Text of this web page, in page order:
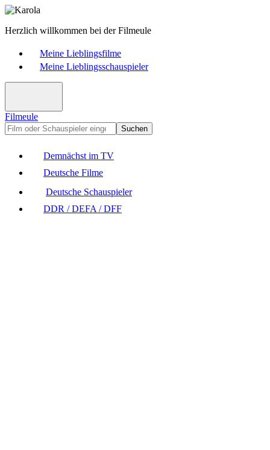
Herzlich willkommen bei der Filmeule
Meine Lieblingsfilme
Meine Lieblingsschauspieler
Filmeule
Suchen
Demnächst im TV
Deutsche Filme
Deutsche Schauspieler
DDR / DEFA / DFF